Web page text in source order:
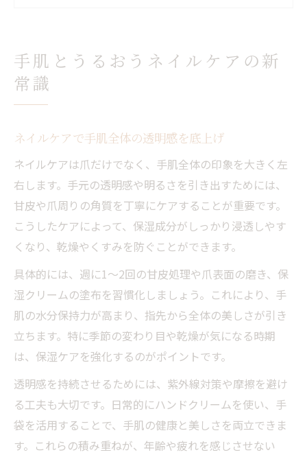
ネイルケアで指先に自然なツヤをプラス
セルフネイルケアで指先のくすみ対策
サロン級のネイルケアを自宅で始める方法
初心者が知っておきたい基本のネイルケア方法
ネイルケア初心者が揃えるべき道具一式
セルフネイルケアの失敗しにくい手順
ント
手肌と爪を守る毎日のネイルケア習慣
プッシャーの正しい使い方と注意点
手荒れや乾燥改善に役立つネイルケアのコツ
乾燥対策に効果的なネイルケアの習慣
ひどい手荒れ時のネイルケアポイント
保湿重視のネイルケアと手肌の関係
手肌とうるおうネイルケアの新
常識
ネイルケアで手肌全体の透明感を底上げ
ネイルケアは爪だけでなく、手肌全体の印象を大きく左
右します。手元の透明感や明るさを引き出すためには、
甘皮や爪周りの角質を丁寧にケアすることが重要です。
こうしたケアによって、保湿成分がしっかり浸透しやす
くなり、乾燥やくすみを防ぐことができます。
具体的には、週に1～2回の甘皮処理や爪表面の磨き、保
湿クリームの塗布を習慣化しましょう。これにより、手
肌の水分保持力が高まり、指先から全体の美しさが引き
立ちます。特に季節の変わり目や乾燥が気になる時期
は、保湿ケアを強化するのがポイントです。
透明感を持続させるためには、紫外線対策や摩擦を避け
る工夫も大切です。日常的にハンドクリームを使い、手
袋を活用することで、手肌の健康と美しさを両立できま
す。これらの積み重ねが、年齢や疲れを感じさせない